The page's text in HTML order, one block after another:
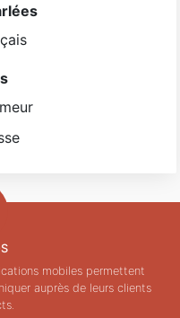
mobiles permettent
auprès de leurs clients